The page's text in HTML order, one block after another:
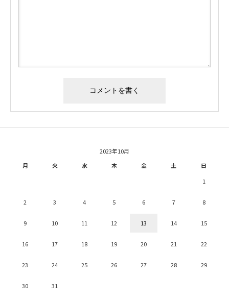
2023年10月
月
火 水 木 金 土
日
1
2 3 4 5 6 7 8
9 10 11 12 13 14 15
16 17 18 19 20 21 22
23 24 25 26 27 28 29
30 31